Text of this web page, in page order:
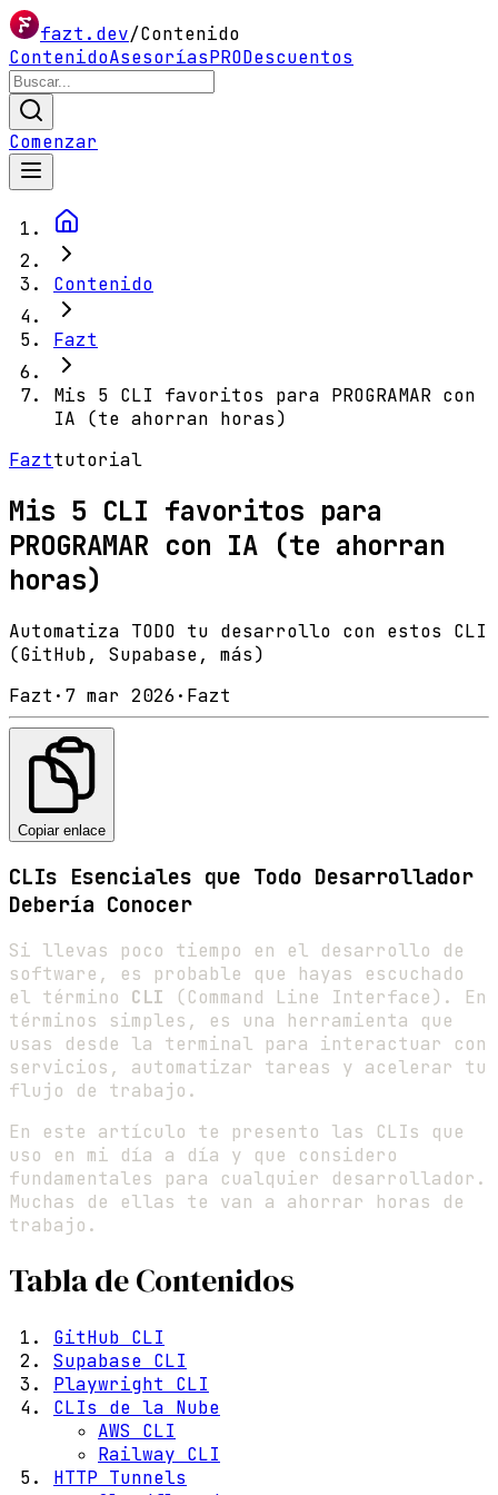
fazt.dev/Contenido
ContenidoAsesoríasPRODescuentos
Comenzar
Contenido
Fazt
Mis 5 CLI favoritos para PROGRAMAR con
IA (te ahorran horas)
Fazttutorial
Mis 5 CLI favoritos para
PROGRAMAR con IA (te ahorran
horas)
Automatiza TODO tu desarrollo con estos CLI
(GitHub, Supabase, más)
Fazt · 7 mar 2026· Fazt
Copiar enlace
CLIs Esenciales que Todo Desarrollador
Debería Conocer
Si llevas poco tiempo en el desarrollo de
software, es probable que hayas escuchado
el término CLI (Command Line Interface). En
términos simples, es una herramienta que
usas desde la terminal para interactuar con
servicios, automatizar tareas y acelerar tu
flujo de trabajo.
En este artículo te presento las CLIs que
uso en mi día a día y que considero
fundamentales para cualquier desarrollador.
Muchas de ellas te van a ahorrar horas de
trabajo.
Tabla de Contenidos
GitHub CLI
Supabase CLI
Playwright CLI
CLIs de la Nube
AWS CLI
Railway CLI
HTTP Tunnels